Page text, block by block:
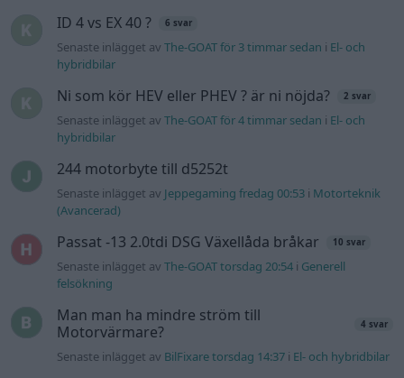
ID 4 vs EX 40 ? 6 svar
Senaste inlägget avThe-GOAT för 3 timmar sedan i El- och
hybridbilar
Ni som kör HEV eller PHEV ? är ni nöjda? 2 svar
Senaste inlägget avThe-GOAT för 4 timmar sedan i El- och
hybridbilar
244 motorbyte till d5252t
Senaste inlägget av Jeppegaming fredag 00:53 i Motorteknik
(Avancerad)
Passat -13 2.0tdi DSG Växellåda bråkar 10 svar
Senaste inlägget avThe-GOAT torsdag 20:54 i Generell
felsökning
Man man ha mindre ström till
Motorvärmare?
4 svar
Senaste inlägget av BilFixare torsdag 14:37 i El- och hybridbilar